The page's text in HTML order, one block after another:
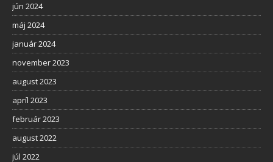
jún 2024
máj 2024
január 2024
november 2023
august 2023
apríl 2023
február 2023
august 2022
júl 2022